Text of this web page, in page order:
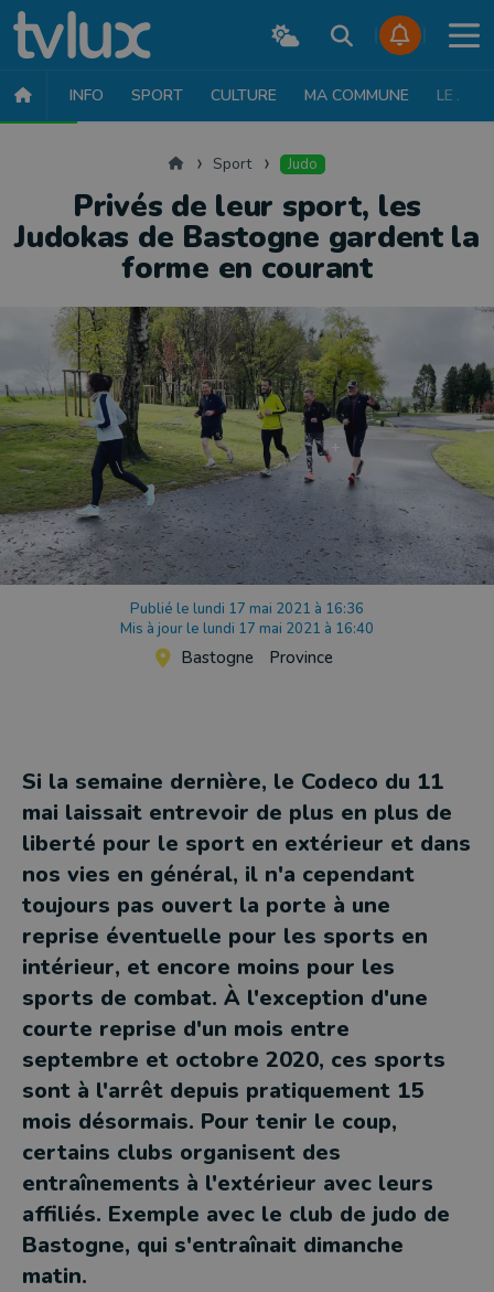
INFO SPORT CULTURE MA COMMUNE LE JT
AccueilSport Judo
Privés de leur sport, les
Judokas de Bastogne gardent la
forme en courant
Publié le lundi 17 mai 2021 à 16:36
Mis à jour le lundi 17 mai 2021 à 16:40
Bastogne Province
Si la semaine dernière, le Codeco du 11
mai laissait entrevoir de plus en plus de
liberté pour le sport en extérieur et dans
nos vies en général, il n'a cependant
toujours pas ouvert la porte à une
reprise éventuelle pour les sports en
intérieur, et encore moins pour les
sports de combat. À l'exception d'une
courte reprise d'un mois entre
septembre et octobre 2020, ces sports
sont à l'arrêt depuis pratiquement 15
mois désormais. Pour tenir le coup,
certains clubs organisent des
entraînements à l'extérieur avec leurs
affiliés. Exemple avec le club de judo de
Bastogne, qui s'entraînait dimanche
matin.